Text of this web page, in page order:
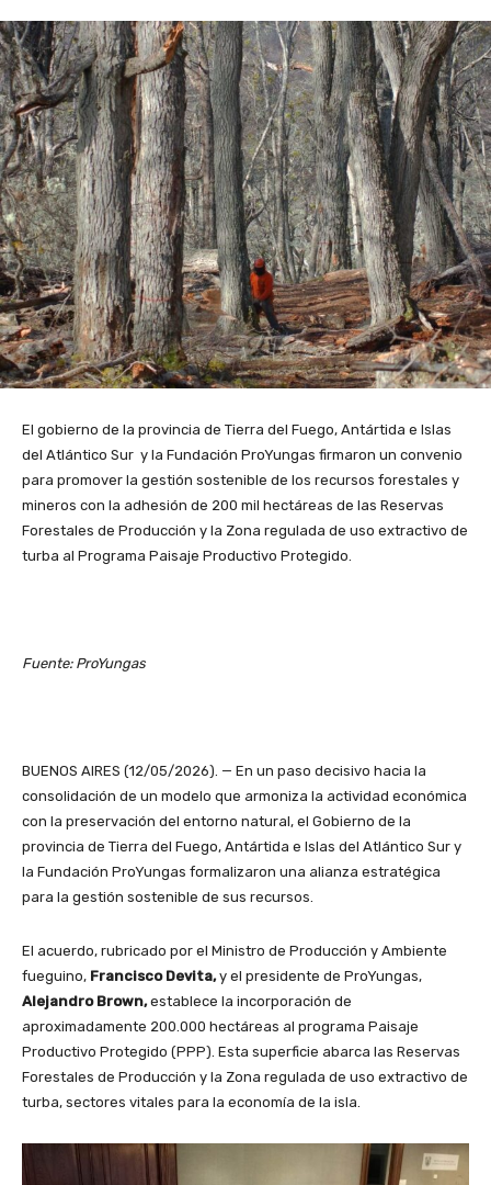
El gobierno de la provincia de Tierra del Fuego, Antártida e Islas
del Atlántico Sur y la Fundación ProYungas firmaron un convenio
para promover la gestión sostenible de los recursos forestales y
mineros con la adhesión de 200 mil hectáreas de las Reservas
Forestales de Producción y la Zona regulada de uso extractivo de
turba al Programa Paisaje Productivo Protegido.
Fuente: ProYungas
BUENOS AIRES (12/05/2026). — En un paso decisivo hacia la
consolidación de un modelo que armoniza la actividad económica
con la preservación del entorno natural, el Gobierno de la
provincia de Tierra del Fuego, Antártida e Islas del Atlántico Sur y
la Fundación ProYungas formalizaron una alianza estratégica
para la gestión sostenible de sus recursos.
El acuerdo, rubricado por el Ministro de Producción y Ambiente
fueguino, Francisco Devita,y el presidente de ProYungas,
Alejandro Brown,establece la incorporación de
aproximadamente 200.000 hectáreas al programa Paisaje
Productivo Protegido (PPP). Esta superficie abarca las Reservas
Forestales de Producción y la Zona regulada de uso extractivo de
turba, sectores vitales para la economía de la isla.